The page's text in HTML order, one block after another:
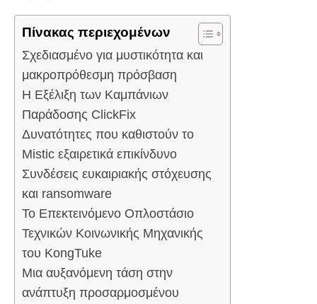
Πίνακας περιεχομένων
Σχεδιασμένο για μυστικότητα και
μακροπρόθεσμη πρόσβαση
Η Εξέλιξη των Καμπάνιων
Παράδοσης ClickFix
Δυνατότητες που καθιστούν το
Mistic εξαιρετικά επικίνδυνο
Συνδέσεις ευκαιριακής στόχευσης
και ransomware
Το Επεκτεινόμενο Οπλοστάσιο
Τεχνικών Κοινωνικής Μηχανικής
του KongTuke
Μια αυξανόμενη τάση στην
ανάπτυξη προσαρμοσμένου